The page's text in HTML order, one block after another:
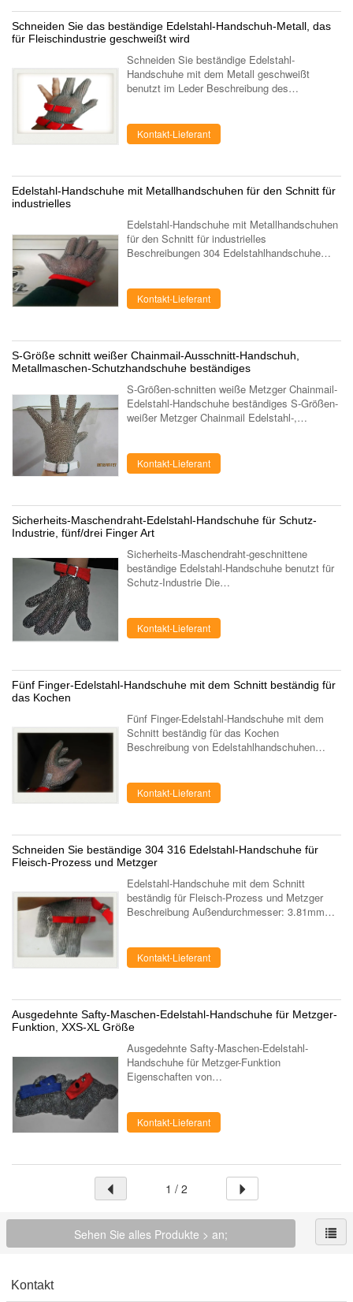
Schneiden Sie das beständige Edelstahl-Handschuh-Metall, das
für Fleischindustrie geschweißt wird
Schneiden Sie beständige Edelstahl-
Handschuhe mit dem Metall geschweißt
benutzt im Leder Beschreibung des
Edelstahlhandschuhe ist einer von best...
Kontakt-Lieferant
Edelstahl-Handschuhe mit Metallhandschuhen für den Schnitt für
industrielles
Edelstahl-Handschuhe mit Metallhandschuhen
für den Schnitt für industrielles
Beschreibungen 304 Edelstahlhandschuhe
...
Kontakt-Lieferant
S-Größe schnitt weißer Chainmail-Ausschnitt-Handschuh,
Metallmaschen-Schutzhandschuhe beständiges
S-Größen-schnitten weiße Metzger Chainmail-
Edelstahl-Handschuhe beständiges S-Größen-
weißer Metzger Chainmail Edelstahl-,
Kontakt-Lieferant
Sicherheits-Maschendraht-Edelstahl-Handschuhe für Schutz-
Industrie, fünf/drei Finger Art
Sicherheits-Maschendraht-geschnittene
beständige Edelstahl-Handschuhe benutzt für
Schutz-Industrie Die
Kettenhandschuhe oder Metallhandsch...
Kontakt-Lieferant
Fünf Finger-Edelstahl-Handschuhe mit dem Schnitt beständig für
das Kochen
Fünf Finger-Edelstahl-Handschuhe mit dem
Schnitt beständig für das Kochen
Beschreibung von Edelstahlhandschuhen
Drahtringspezifikationen: Au...
Kontakt-Lieferant
Schneiden Sie beständige 304 316 Edelstahl-Handschuhe für
Fleisch-Prozess und Metzger
Edelstahl-Handschuhe mit dem Schnitt
beständig für Fleisch-Prozess und Metzger
Beschreibung Außendurchmesser: 3.81mm
...
Kontakt-Lieferant
Ausgedehnte Safty-Maschen-Edelstahl-Handschuhe für Metzger-
Funktion, XXS-XL Größe
Ausgedehnte Safty-Maschen-Edelstahl-
Handschuhe für Metzger-Funktion
Eigenschaften von
empfindliches und perfekte Passform ...
Kontakt-Lieferant
1 / 2
Sehen Sie alles Produkte > an;
Kontakt